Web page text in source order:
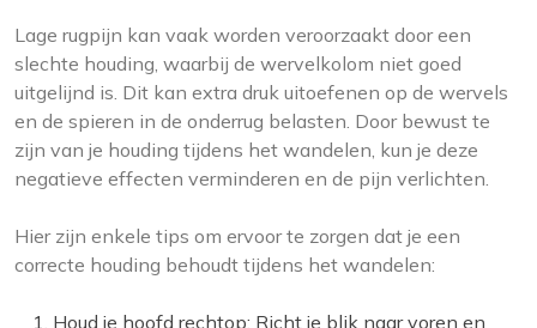
Lage rugpijn kan vaak worden veroorzaakt door een
slechte houding, waarbij de wervelkolom niet goed
uitgelijnd is. Dit kan extra druk uitoefenen op de wervels
en de spieren in de onderrug belasten. Door bewust te
zijn van je houding tijdens het wandelen, kun je deze
negatieve effecten verminderen en de pijn verlichten.
Hier zijn enkele tips om ervoor te zorgen dat je een
correcte houding behoudt tijdens het wandelen:
Houd je hoofd rechtop: Richt je blik naar voren en